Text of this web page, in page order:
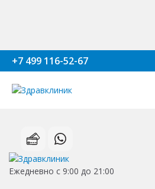
+7 499 116-52-67
Ежедневно с 9:00 до 21:00